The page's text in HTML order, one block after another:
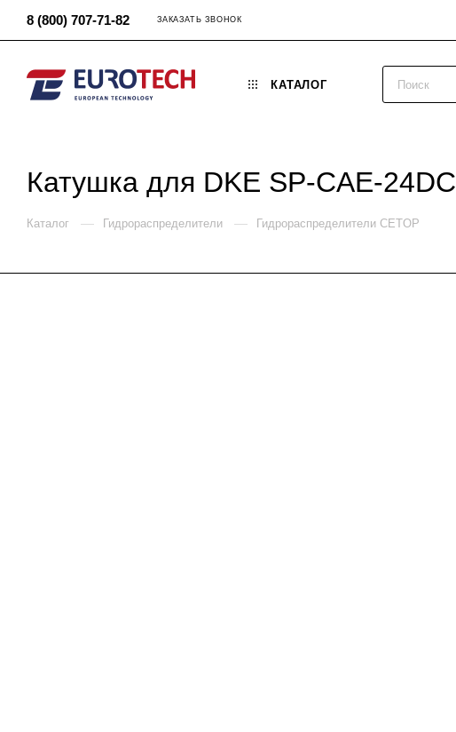
8 (800) 707-71-82 ЗАКАЗАТЬ ЗВОНОК
КАТАЛОГ
Катушка для DKE SP-CAE-24DC
Каталог — Гидрораспределители — Гидрораспределители CETOP